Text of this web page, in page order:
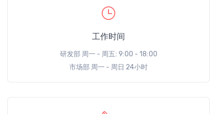
工作时间
研发部 周一 - 周五: 9:00 - 18:00
市场部 周一 - 周日 24小时